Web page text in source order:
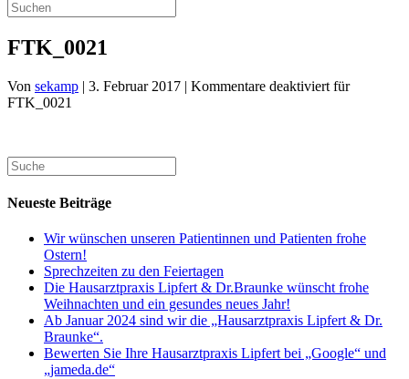
FTK_0021
Von sekamp | 3. Februar 2017 | Kommentare deaktiviert für
FTK_0021
Neueste Beiträge
Wir wünschen unseren Patientinnen und Patienten frohe
Ostern!
Sprechzeiten zu den Feiertagen
Die Hausarztpraxis Lipfert & Dr.Braunke wünscht frohe
Weihnachten und ein gesundes neues Jahr!
Ab Januar 2024 sind wir die „Hausarztpraxis Lipfert & Dr.
Braunke“.
Bewerten Sie Ihre Hausarztpraxis Lipfert bei „Google“ und
„jameda.de“